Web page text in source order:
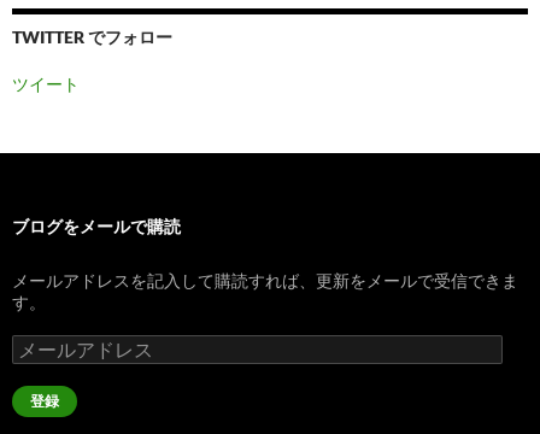
TWITTER でフォロー
ツイート
ブログをメールで購読
メールアドレスを記入して購読すれば、更新をメールで受信できま
す。
メ
ー
ル
ア 登録